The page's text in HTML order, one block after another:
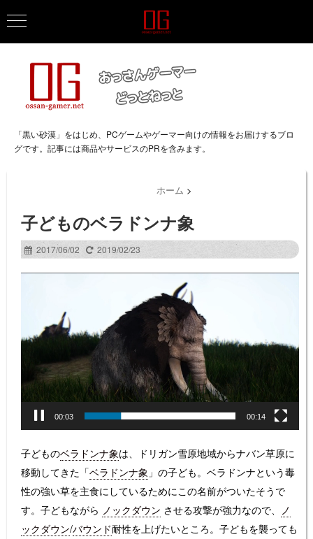
「黒い砂漠」をはじめ、PCゲームやゲーマー向けの情報をお届けするブロ
グです。記事には商品やサービスのPRを含みます。
ホーム >
子どものベラドンナ象
2017/06/02 2019/02/23
ー
ー
00:04 00:14
子どものベラドンナ象は、ドリガン雪原地域からナバン草原に
移動してきた「ベラドンナ象 」の子ども。ベラドンナという毒
性の強い草を主食にしているためにこの名前がついたそうで
す。子どもながら ノックダウン させる攻撃が強力なので、
ノ
ックダウン/バウンド耐性を上げたいところ。子どもを襲っても